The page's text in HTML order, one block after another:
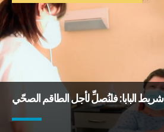
شريط البابا: فلنُصلِّ لأجل الطاقم الصحّي